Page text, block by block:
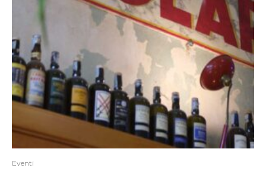
Eventi